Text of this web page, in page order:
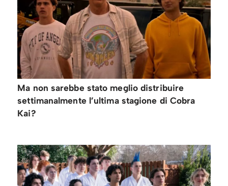
Ma non sarebbe stato meglio distribuire
settimanalmente l’ultima stagione di Cobra
Kai?